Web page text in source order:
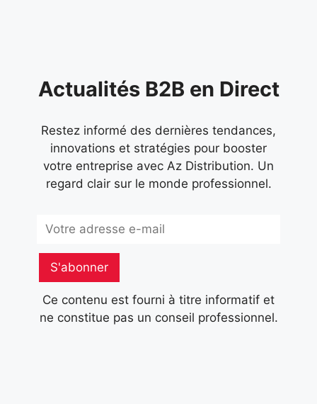
Actualités B2B en Direct
Restez informé des dernières tendances,
innovations et stratégies pour booster
votre entreprise avec Az Distribution. Un
regard clair sur le monde professionnel.
S'abonner
Ce contenu est fourni à titre informatif et
ne constitue pas un conseil professionnel.